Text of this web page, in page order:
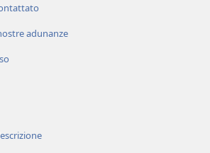
adunanze